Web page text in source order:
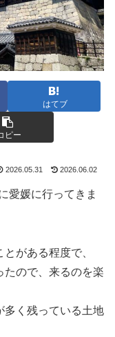
はてブ
ピー
2026.05.31 2026.06.02
愛媛に行ってきま
がある程度で、
たので、来るのを楽
多く残っている土地